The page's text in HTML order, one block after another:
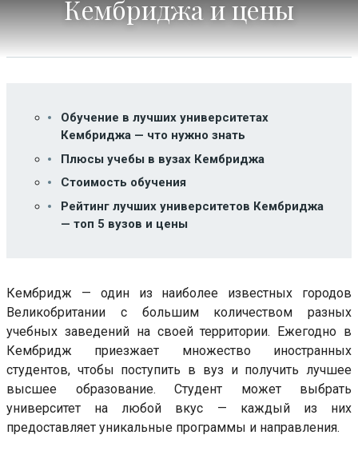
Кембриджа и цены
Обучение в лучших университетах
Кембриджа — что нужно знать
Плюсы учебы в вузах Кембриджа
Стоимость обучения
Рейтинг лучших университетов Кембриджа
— топ 5 вузов и цены
Кембридж — один из наиболее известных городов
Великобритании с большим количеством разных
учебных заведений на своей территории. Ежегодно в
Кембридж приезжает множество иностранных
студентов, чтобы поступить в вуз и получить лучшее
высшее образование. Студент может выбрать
университет на любой вкус — каждый из них
предоставляет уникальные программы и направления.